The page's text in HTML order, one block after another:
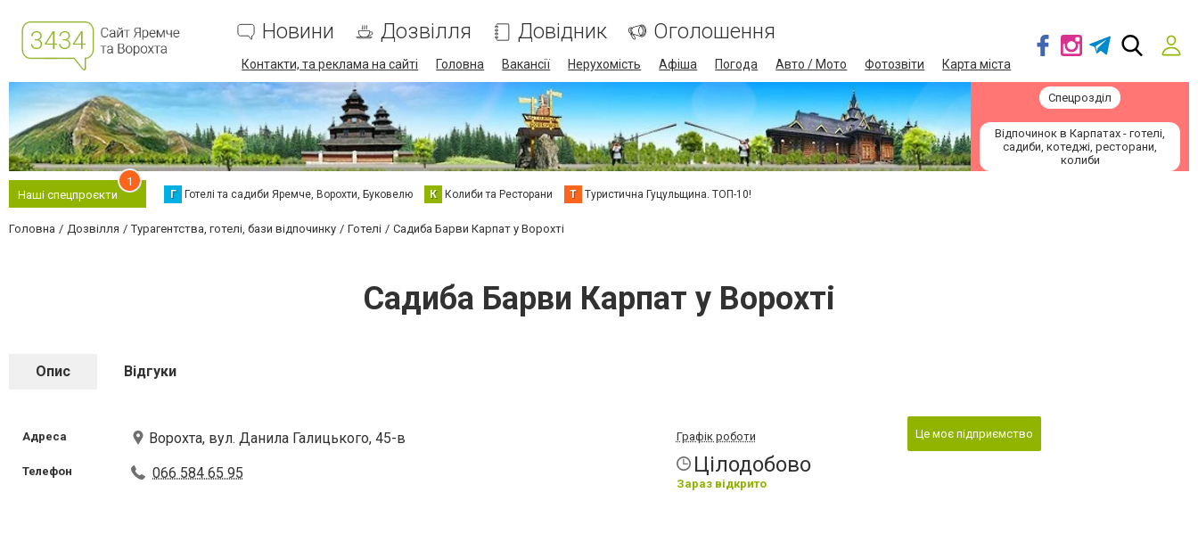
Новини Дозвілля Довідник Оголошення
Контакти, та реклама на сайті Головна Вакансії Нерухомість Афіша Погода Авто / Мото Фотозвіти Карта міста
Спецрозділ
Відпочинок в Карпатах - готелі,
садиби, котеджі, ресторани,
колиби
Наші спецпроєкти
1
Г Готелі та садиби Яремче, Ворохти, Буковелю К Колиби та Ресторани Т Туристична Гуцульщина. ТОП-10!
Головна Дозвілля Турагентства, готелі, бази відпочинку Готелі Садиба Барви Карпат у Ворохті
Садиба Барви Карпат у Ворохті
Опис Відгуки
Адреса Ворохта, вул. Данила Галицького, 45-в
Телефон 066 584 65 95
Графік роботи
Цілодобово
Зараз відкрито
Це моє підприємство